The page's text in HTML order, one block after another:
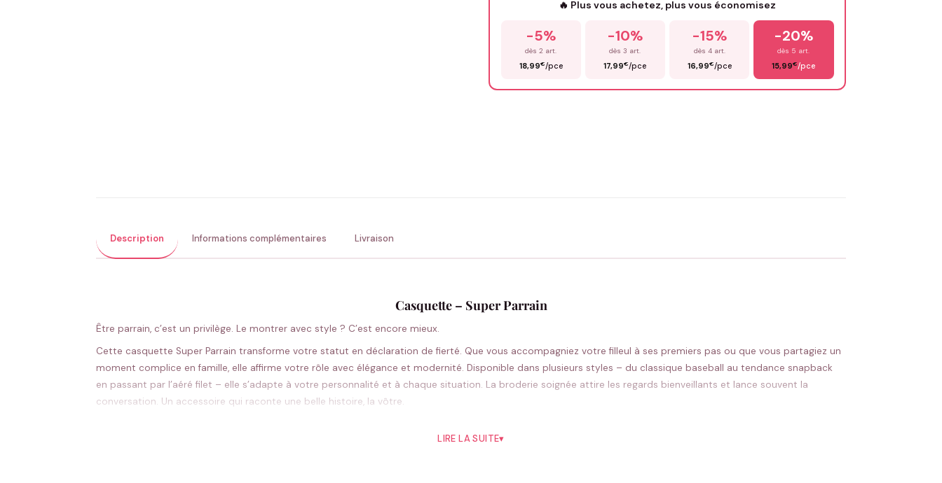
🔥 Plus vous achetez, plus vous économisez
-5%
dès 2 art.
18,99€/pce
-10%
dès 3 art.
17,99€/pce
-15%
dès 4 art.
16,99€/pce
-20%
dès 5 art.
15,99€/pce
Description Informations complémentaires Livraison
Casquette – Super Parrain
Être parrain, c’est un privilège. Le montrer avec style ? C’est encore mieux.
Cette casquette Super Parrain transforme votre statut en déclaration de fierté. Que vous accompagniez votre filleul à ses premiers pas ou que vous partagiez un
moment complice en famille, elle affirme votre rôle avec élégance et modernité. Disponible dans plusieurs styles – du classique baseball au tendance snapback
en passant par l’aéré filet – elle s’adapte à votre personnalité et à chaque situation. La broderie soignée attire les regards bienveillants et lance souvent la
conversation. Un accessoire qui raconte une belle histoire, la vôtre.
Pourquoi vous allez l’aimer
LIRE LA SUITE▾